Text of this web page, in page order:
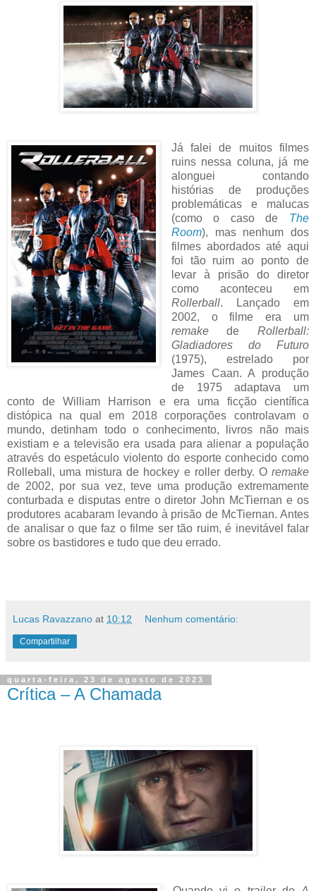
Já falei de muitos filmes
ruins nessa coluna, já me
alonguei contando
histórias de produções
problemáticas e malucas
(como o caso de The
Room), mas nenhum dos
filmes abordados até aqui
foi tão ruim ao ponto de
levar à prisão do diretor
como aconteceu em
Rollerball. Lançado em
2002, o filme era um
remakede Rollerball:
Gladiadores do Futuro
(1975), estrelado por
James Caan. A produção
de 1975 adaptava um
conto de William Harrison e era uma ficção científica
distópica na qual em 2018 corporações controlavam o
mundo, detinham todo o conhecimento, livros não mais
existiam e a televisão era usada para alienar a população
através do espetáculo violento do esporte conhecido como
Rolleball, uma mistura de hockey e roller derby. O remake
de 2002, por sua vez, teve uma produção extremamente
conturbada e disputas entre o diretor John McTiernan e os
produtores acabaram levando à prisão de McTiernan. Antes
de analisar o que faz o filme ser tão ruim, é inevitável falar
sobre os bastidores e tudo que deu errado.
Lucas Ravazzano at 10:12 Nenhum comentário:
Compartilhar
quarta-feira, 23 de agosto de 2023
Crítica – A Chamada